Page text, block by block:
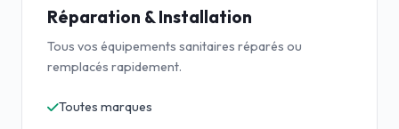
Réparation & Installation
Tous vos équipements sanitaires réparés ou
remplacés rapidement.
Toutes marques